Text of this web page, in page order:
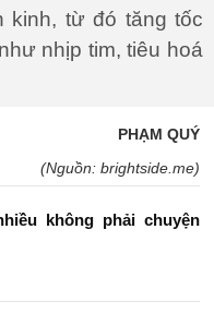
kinh, từ đó tăng tốc
nhịp tim, tiêu hoá
PHẠM QUÝ
(Nguồn: brightside.me)
không phải chuyện